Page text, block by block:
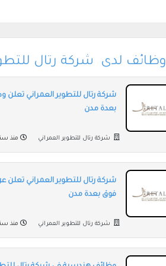
وظائف لدى شركة رتال
شركة رتال للتطوير العمراني تعلن
بعدة مدن
شركة رتال للتطوير العمراني منذ
شركة رتال للتطوير العمراني تعلن
فوق بعدة مدن
شركة رتال للتطوير العمراني منذ